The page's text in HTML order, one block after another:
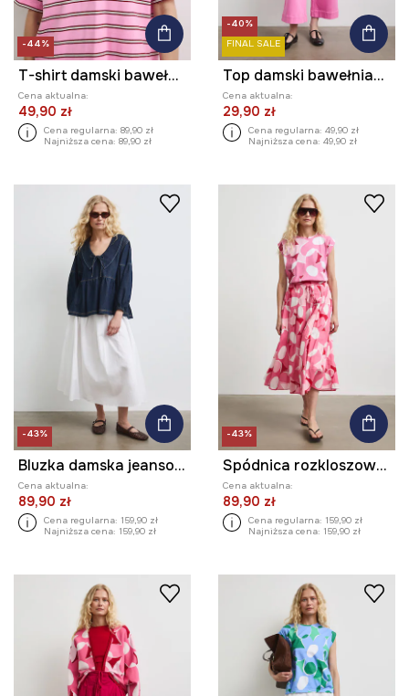
-44%
T-shirt damski bawełniany w paski
Cena aktualna:
49,90 zł
Cena regularna: 89,90 zł
Najniższa cena: 89,90 zł
-40%
FINAL SALE
Top damski bawełniany z elastanem gładki
Cena aktualna:
29,90 zł
Cena regularna: 49,90 zł
Najniższa cena: 49,90 zł
-43%
Bluzka damska jeansowa gładka
Cena aktualna:
89,90 zł
Cena regularna: 159,90 zł
Najniższa cena: 159,90 zł
-43%
Spódnica rozkloszowana bawełniana w kwiaty
Cena aktualna:
89,90 zł
Cena regularna: 159,90 zł
Najniższa cena: 159,90 zł